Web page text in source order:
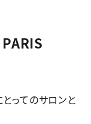
PARIS
ってのサロンと